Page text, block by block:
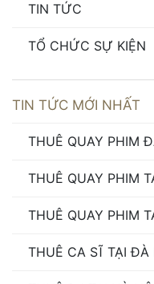
TIN TỨC
TỔ CHỨC SỰ KIỆN
TIN TỨC MỚI NHẤT
THUÊ QUAY PHIM
THUÊ QUAY PHIM
THUÊ QUAY PHIM
THUÊ CA SĨ TẠI ĐÀ